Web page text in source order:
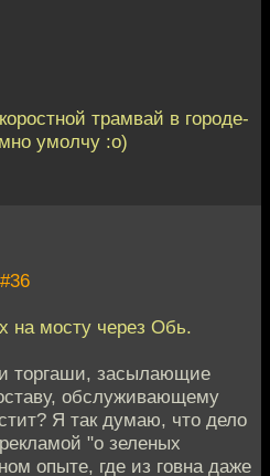
трамвай в городе-
умолчу :о)
#36
на мосту через Обь.
торгаши, засылающие
обслуживающему
Я так думаю, что дело
"о зеленых
опыте, где из говна даже